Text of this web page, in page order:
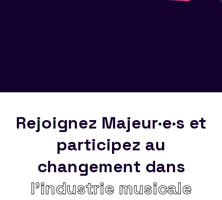
Rejoignez Majeur·e·s et
participez au
changement dans
l’industrie musicale